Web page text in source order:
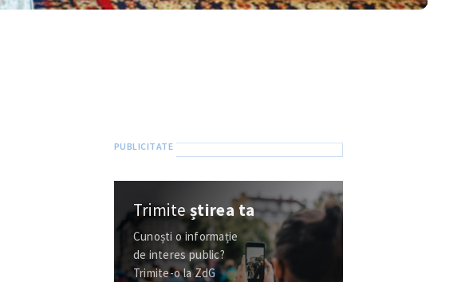
Trimiteștirea ta
Cunoști o informație
de interes public?
Trimite-o la ZdG